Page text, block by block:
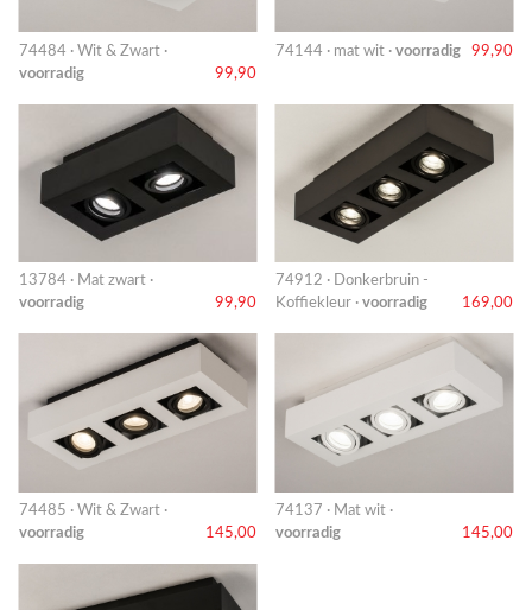
74484 · Wit & Zwart ·
voorradig
99,90
74144 · mat wit · voorradig 99,90
13784 · Mat zwart ·
voorradig
99,90
74912 · Donkerbruin -
Koffiekleur · voorradig 169,00
74485 · Wit & Zwart ·
voorradig
145,00
74137 · Mat wit ·
voorradig
145,00